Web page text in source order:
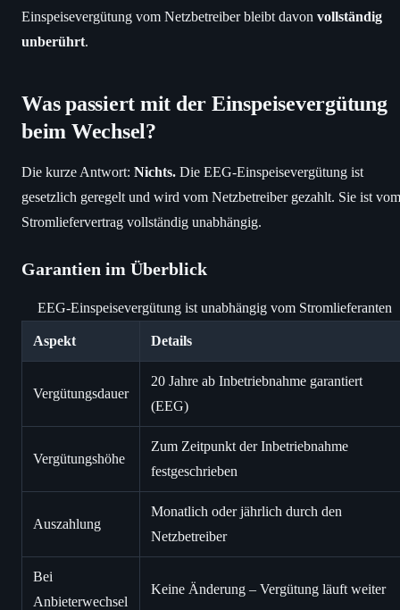
Einspeisevergütung vom Netzbetreiber bleibt davon vollständig
unberührt.
Was passiert mit der Einspeisevergütung
beim Wechsel?
Die kurze Antwort: Nichts. Die EEG-Einspeisevergütung ist
gesetzlich geregelt und wird vom Netzbetreiber gezahlt. Sie ist vom
Stromliefervertrag vollständig unabhängig.
Garantien im Überblick
EEG-Einspeisevergütung ist unabhängig vom Stromlieferanten
Aspekt Details
Vergütungsdauer
20 Jahre ab Inbetriebnahme garantiert
(EEG)
Vergütungshöhe
Zum Zeitpunkt der Inbetriebnahme
festgeschrieben
Auszahlung
Monatlich oder jährlich durch den
Netzbetreiber
Bei
Anbieterwechsel
Keine Änderung – Vergütung läuft weiter